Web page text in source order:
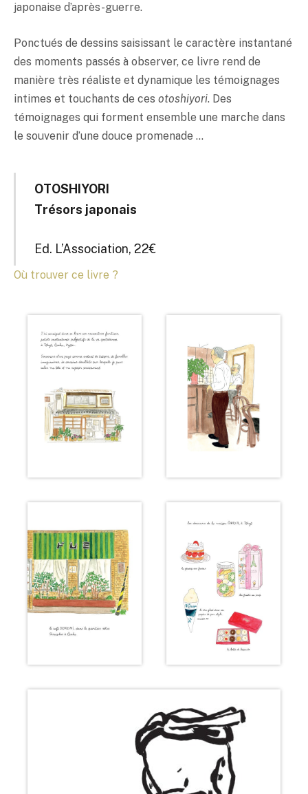
japonaise d’après-guerre.
Ponctués de dessins saisissant le caractère instantané
des moments passés à observer, ce livre rend de
manière très réaliste et dynamique les témoignages
intimes et touchants de ces otoshiyori. Des
témoignages qui forment ensemble une marche dans
le souvenir d’une douce promenade …
OTOSHIYORI
Trésors japonais
Ed. L’Association, 22€
Où trouver ce livre ?